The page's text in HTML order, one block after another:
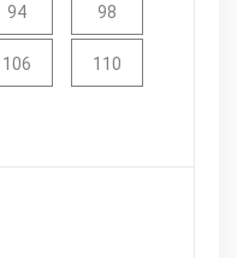
94 98
106 110